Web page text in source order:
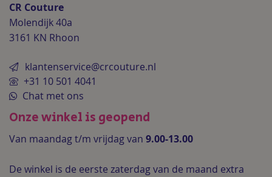
CR Couture
Molendijk 40a
3161 KN Rhoon
klantenservice@crcouture.nl
+31 10 501 4041
Chat met ons
Onze winkel is geopend
Van maandag t/m vrijdag van 9.00-13.00
De winkel is de eerste zaterdag van de maand extra